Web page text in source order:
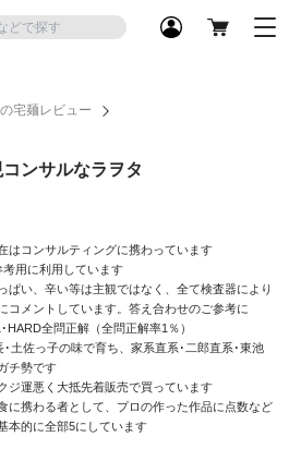
宅麺レビュー
ンサルなラヲタ
はコンサルティングに携わっています
考用に利用しています
ぱい、辛い等は主観ではなく、全て検査器により
コメントしています。答え合わせのご参考に
HARD全問正解（全問正解率1％）
･土佐っ子の味で育ち、家系直系･二郎直系･東池
チ勢です
ジ運悪く大抵先着販売で買っています
に携わる者として、プロの作った作品に点数など
本的に全部5にしています